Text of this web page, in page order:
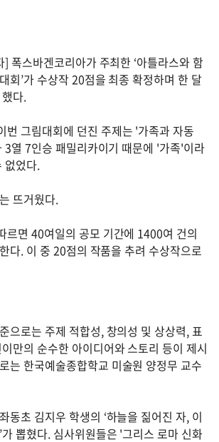
폭스바겐코리아가 주최한 ‘아틀라스와 함
회’가 수상작 20점을 최종 확정하며 한 달
다.
번 그림대회에 던진 주제는 '가족과 자동
3열 7인승 패밀리카이기 때문에 '가족'이라
없었다.
뜨거웠다.
르면 40여일의 공모 기간에 1400여 건의
다. 이 중 20점의 작품을 추려 수상작으로
으로는 주제 적합성, 창의성 및 상상력, 표
만의 순수한 아이디어와 스토리 등이 제시
는 한국예술종합학교 미술원 양정무 교수
동초 김지우 학생의 ‘하늘을 짊어진 자, 이
뽑혔다. 심사위원들은 '그리스 로마 신화